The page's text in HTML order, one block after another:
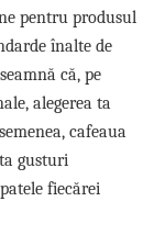
pentru produsul
înalte de
că, pe
alegerea ta
cafeaua
gusturi
fiecărei